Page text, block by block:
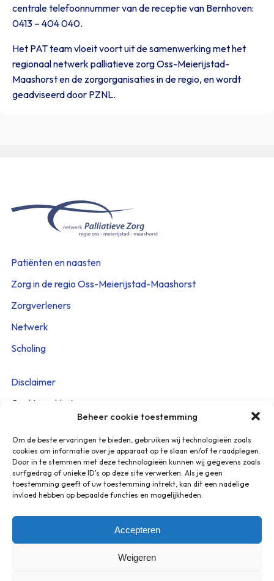
Beheer cookie toestemming
Om de beste ervaringen te bieden, gebruiken wij technologieën zoals
cookies om informatie over je apparaat op te slaan en/of te raadplegen.
Door in te stemmen met deze technologieën kunnen wij gegevens zoals
surfgedrag of unieke ID's op deze site verwerken. Als je geen
toestemming geeft of uw toestemming intrekt, kan dit een nadelige
invloed hebben op bepaalde functies en mogelijkheden.
Accepteren
Weigeren
centrale telefoonnummer van de receptie van Bernhoven:
0413 – 404 040.
Het PAT team vloeit voort uit de samenwerking met het
regionaal netwerk palliatieve zorg Oss-Meierijstad-
Maashorst en de zorgorganisaties in de regio, en wordt
geadviseerd door PZNL.
Patiënten en naasten
Zorg in de regio Oss-Meierijstad-Maashorst
Zorgverleners
Netwerk
Scholing
Disclaimer
Cookieverklaring
Beveiligingskwetsbaarheid melden
Heeft u vragen? Stuur een mail naar:
info@netwerkpalliatievezorg.info